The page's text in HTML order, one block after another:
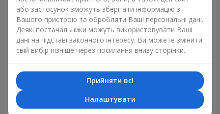
5 513 грн
Замовити
9 229 грн
Замовити
або застосунок зможуть зберігати інформацію з
Вашого пристрою та обробляти Ваші персональні дані.
Деякі постачальники можуть використовувати Ваші
дані на підставі законного інтересу. Ви можете змінити
свій вибір пізніше через посилання внизу сторінки.
Прийняти всі
Налаштувати